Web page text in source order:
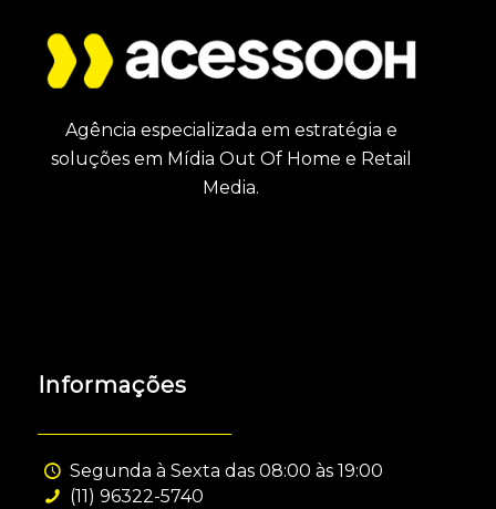
Agência especializada em estratégia e
soluções em Mídia Out Of Home e Retail
Media.
Informações
Segunda à Sexta das 08:00 às 19:00
(11) 96322-5740